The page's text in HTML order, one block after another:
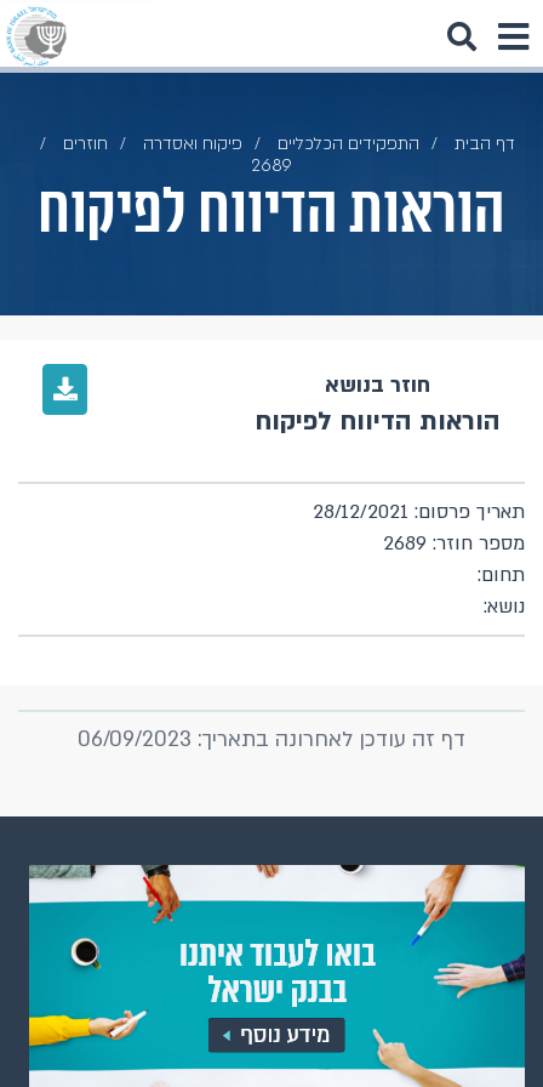
דף הבית התפקידים הכלכליים פיקוח ואסדרה
חוזרים
2689
הוראות הדיווח לפיקוח
חוזר בנושא
הוראות הדיווח לפיקוח
תאריך פרסום: 28/12/2021
מספר חוזר: 2689
תחום:
נושא:
דף זה עודכן לאחרונה בתאריך: 06/09/2023